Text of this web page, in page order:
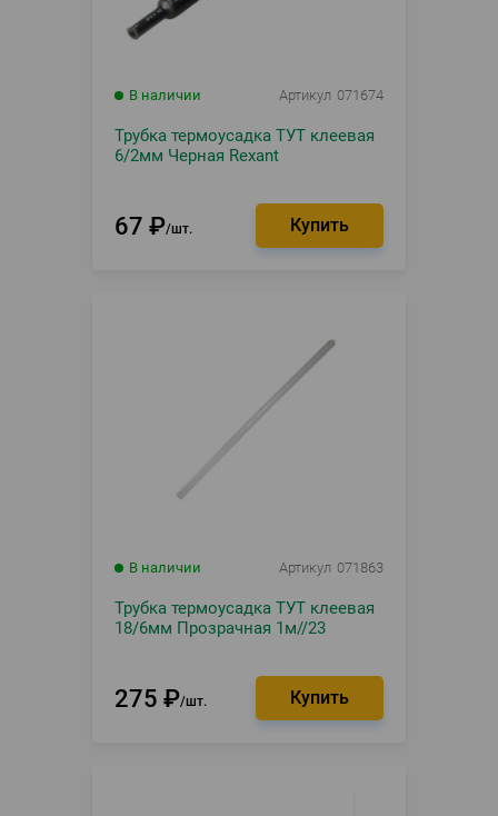
В наличии Артикул 071674
Трубка термоусадка ТУТ клеевая
6/2мм Черная Rexant
67 ₽ шт.
В наличии Артикул 071863
Трубка термоусадка ТУТ клеевая
18/6мм Прозрачная 1м//23
275 ₽ шт.